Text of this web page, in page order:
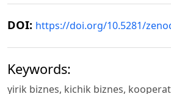
DOI: https://doi.org/10.5281/
Keywords:
yirik biznes, kichik biznes,